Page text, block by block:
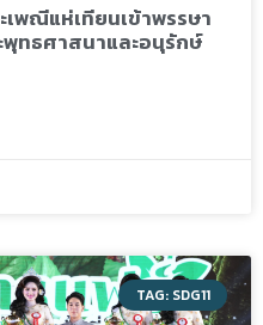
พณีแห่เทียนเข้าพรรษา
พุทธศาสนาและอนุรักษ์
TAG: SDG11